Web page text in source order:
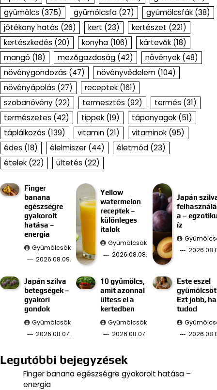
gyümölcs (375) gyümölcsfa (27) gyümölcsfák (38)
jótékony hatás (26) kert (23) kertészet (221)
kertészkedés (20) konyha (106) kártevők (18)
mangó (18) mezőgazdaság (42) növények (48)
növénygondozás (47) növényvédelem (104)
növényápolás (27) receptek (161)
szobanövény (22) termesztés (92) termés (31)
természetes (42) tippek (19) tápanyagok (51)
táplálkozás (139) vitamin (21) vitaminok (95)
édes (18) élelmiszer (44) életmód (23)
ételek (22) ültetés (22)
Finger
banana
egészségre
gyakorolt
hatása –
energia
Gyümölcsök
2026.08.09.
Yellow
watermelon
receptek –
különleges
italok
Gyümölcsök
2026.08.08.
Japán
a –
íz
Japán szilva
betegségek –
gyakori
gondok
Gyümölcsök
2026.08.07.
10 gyümölcs,
amit azonnal
ültess el a
kertedben
Gyümölcsök
2026.08.07.
Este eszel
Ezt jobb, ha
tudod
Legutóbbi bejegyzések
Finger banana egészségre gyakorolt hatása –
energia